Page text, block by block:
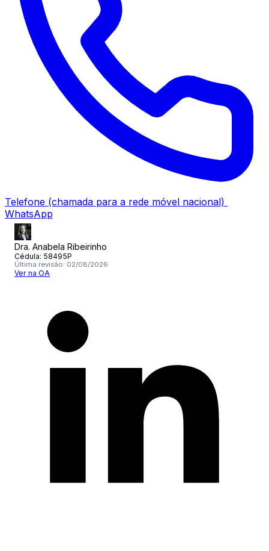
Telefone (chamada para a rede móvel nacional)
WhatsApp
Dra. Anabela Ribeirinho
Cédula: 58495P
Última revisão: 02/08/2026
Ver na OA